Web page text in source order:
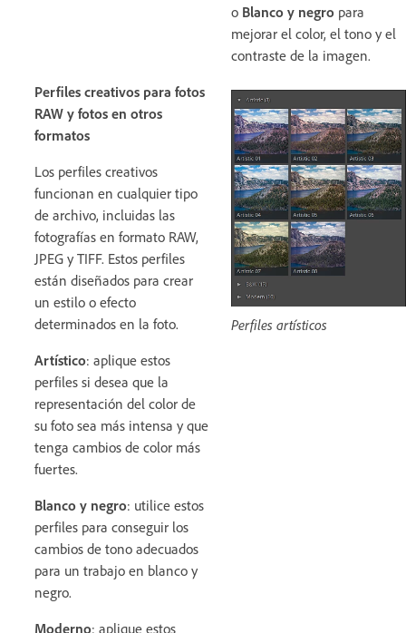
o Blanco y negro para
mejorar el color, el tono y el
contraste de la imagen.
Perfiles creativos para fotos
RAW y fotos en otros
formatos
Los perfiles creativos
funcionan en cualquier tipo
de archivo, incluidas las
fotografías en formato RAW,
JPEG y TIFF. Estos perfiles
están diseñados para crear
un estilo o efecto
determinados en la foto.
Artístico: aplique estos
perfiles si desea que la
representación del color de
su foto sea más intensa y que
tenga cambios de color más
fuertes.
Blanco y negro: utilice estos
perfiles para conseguir los
cambios de tono adecuados
para un trabajo en blanco y
negro.
Moderno: aplique estos
Perfiles artísticos